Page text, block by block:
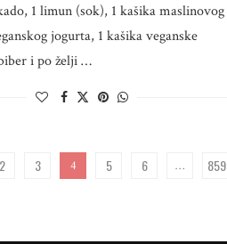
1 limun (sok), 1 kašika maslinovog
jogurta, 1 kašika veganske
i po želji …
2 3 4 5 6 … 859